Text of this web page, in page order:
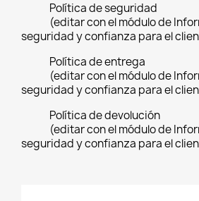
Política de seguridad
(editar con el módulo de
seguridad y confianza para el
Política de entrega
(editar con el módulo de
seguridad y confianza para el
Política de devolución
(editar con el módulo de
seguridad y confianza para el